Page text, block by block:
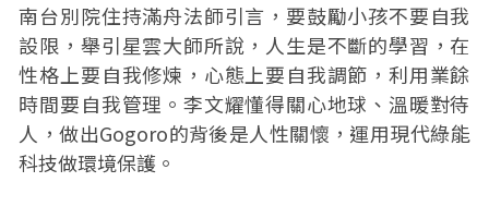
南台別院住持滿舟法師引言，要鼓勵小孩不要自我
設限，舉引星雲大師所說，人生是不斷的學習，在
性格上要自我修煉，心態上要自我調節，利用業餘
時間要自我管理。李文耀懂得關心地球、溫暖對待
人，做出Gogoro的背後是人性關懷，運用現代綠能
科技做環境保護。